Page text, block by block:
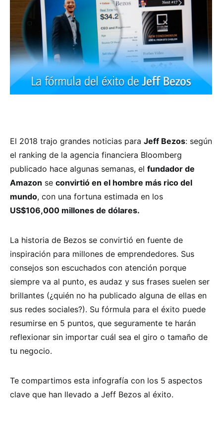
El 2018 trajo grandes noticias para Jeff Bezos: según
el ranking de la agencia financiera Bloomberg
publicado hace algunas semanas, el fundador de
Amazon se convirtió en el hombre más rico del
mundo, con una fortuna estimada en los
US$106,000 millones de dólares.
La historia de Bezos se convirtió en fuente de
inspiración para millones de emprendedores. Sus
consejos son escuchados con atención porque
siempre va al punto, es audaz y sus frases suelen ser
brillantes (¿quién no ha publicado alguna de ellas en
sus redes sociales?). Su fórmula para el éxito puede
resumirse en 5 puntos, que seguramente te harán
reflexionar sin importar cuál sea el giro o tamaño de
tu negocio.
Te compartimos esta infografía con los 5 aspectos
clave que han llevado a Jeff Bezos al éxito.